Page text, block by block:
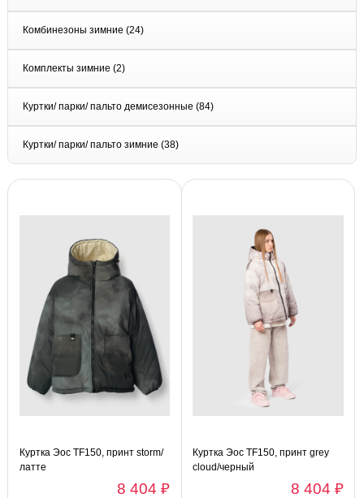
Комбинезоны зимние (24)
Комплекты зимние (2)
Куртки/ парки/ пальто демисезонные (84)
Куртки/ парки/ пальто зимние (38)
Куртка Эос TF150, принт storm/
латте
8 404 ₽
Куртка Эос TF150, принт grey
cloud/черный
8 404 ₽